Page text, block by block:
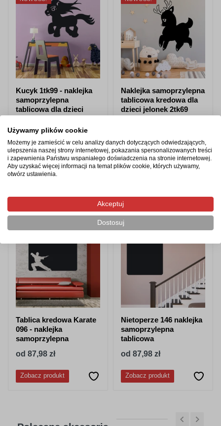
Kucyk 1tk99 - naklejka
samoprzylepna
tablicowa dla dzieci
Zobacz produkt
Naklejka samoprzylepna
tablicowa kredowa dla
dzieci jelonek 2tk69
Zobacz produkt
Produkty z tej samej kategorii
Tablica kredowa Karate
096 - naklejka
samoprzylepna
od 87,98 zł
Zobacz produkt
Nietoperze 146 naklejka
samoprzylepna
tablicowa
od 87,98 zł
Zobacz produkt
Używamy plików cookie
Możemy je zamieścić w celu analizy danych dotyczących odwiedzających,
ulepszenia naszej strony internetowej, pokazania spersonalizowanych treści
i zapewnienia Państwu wspaniałego doświadczenia na stronie internetowej.
Aby uzyskać więcej informacji na temat plików cookie, których używamy,
otwórz ustawienia.
Akceptuj
Dostosuj